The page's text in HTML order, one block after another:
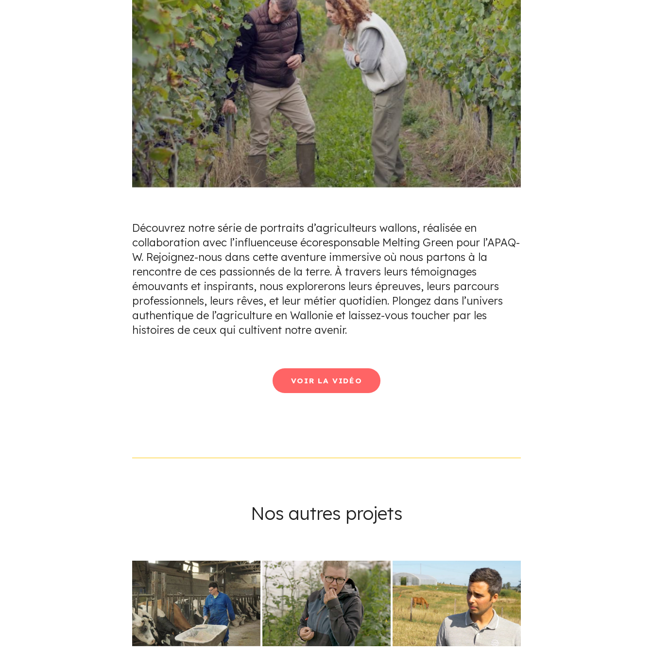
Découvrez notre série de portraits d’agriculteurs wallons, réalisée en
collaboration avec l’influenceuse écoresponsable Melting Green pour l’APAQ-
W. Rejoignez-nous dans cette aventure immersive où nous partons à la
rencontre de ces passionnés de la terre. À travers leurs témoignages
émouvants et inspirants, nous explorerons leurs épreuves, leurs parcours
professionnels, leurs rêves, et leur métier quotidien. Plongez dans l’univers
authentique de l’agriculture en Wallonie et laissez-vous toucher par les
histoires de ceux qui cultivent notre avenir.
VOIR LA VIDÉO
Nos autres projets